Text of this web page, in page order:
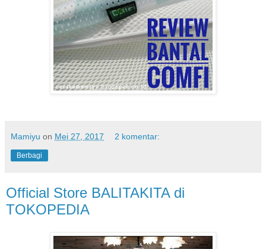
Mamiyu on Mei 27, 2017 2 komentar:
Berbagi
Official Store BALITAKITA di
TOKOPEDIA